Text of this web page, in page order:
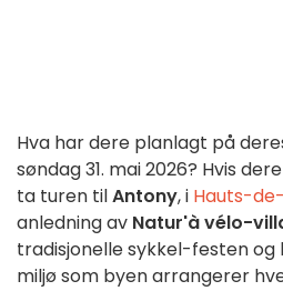
Hva har dere planlagt på
søndag 31. mai 2026? Hvis
ta turen tilAntony, i Hauts-
anledning av Natur'à vélo-
tradisjonelle sykkel-festen og
miljø som byen arrangerer